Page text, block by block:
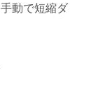
動で短縮ダ